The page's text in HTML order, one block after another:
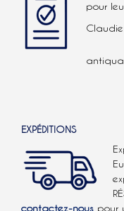
pour
EXPÉDITIONS
contactez-nous pour